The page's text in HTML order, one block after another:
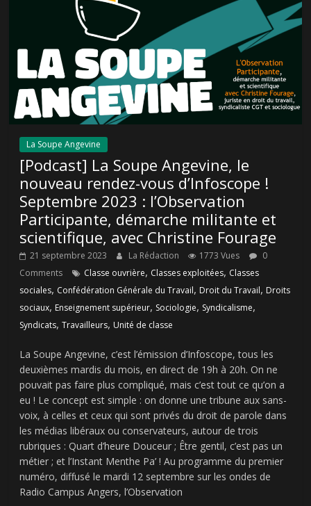
La Soupe Angevine
[Podcast] La Soupe Angevine, le
nouveau rendez-vous d’Infoscope !
Septembre 2023 : l’Observation
Participante, démarche militante et
scientifique, avec Christine Fourage
21 septembre 2023 La Rédaction 1773 Vues
0
Comments
Classe ouvrière, Classes exploitées, Classes
sociales, Confédération Générale du Travail, Droit du Travail, Droits
sociaux, Enseignement supérieur, Sociologie, Syndicalisme,
Syndicats,Travailleurs, Unité de classe
La Soupe Angevine, c’est l’émission d’Infoscope, tous les
deuxièmes mardis du mois, en direct de 19h à 20h. On ne
pouvait pas faire plus compliqué, mais c’est tout ce qu’on a
eu ! Le concept est simple : on donne une tribune aux sans-
voix, à celles et ceux qui sont privés du droit de parole dans
les médias libéraux ou conservateurs, autour de trois
rubriques : Quart d’heure Douceur ; Être gentil, c’est pas un
métier ; et l’Instant Menthe Pa’ ! Au programme du premier
numéro, diffusé le mardi 12 septembre sur les ondes de
Radio Campus Angers, l’Observation